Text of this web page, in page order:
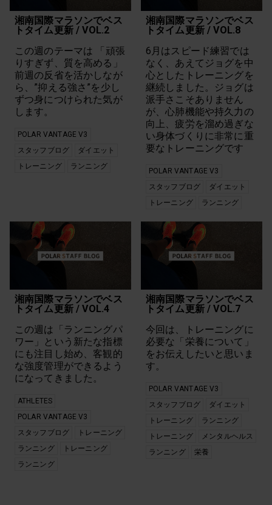
湘南国際マラソンでベス
トタイム更新 / VOL.2
この週のテーマは 「頑張
りすぎず、質を高める」
前週の反省を活かしなが
ら、”抑える強さ”を少し
ずつ身につけられた気が
します。
POLAR VANTAGE V3
スタッフブログ
ダイエット
トレーニング
ランニング
湘南国際マラソンでベス
トタイム更新 / VOL.8
6月はスピード練習では
なく、あえてジョグを中
心としたトレーニングを
継続しました。ジョグは
派手さこそありません
が、心肺機能や持久力の
向上、疲労を溜め過ぎな
い身体づくりに非常に重
要なトレーニングです
POLAR VANTAGE V3
スタッフブログ
ダイエット
トレーニング
ランニング
湘南国際マラソンでベス
トタイム更新 / VOL.4
この週は「ランニングパ
ワー」という新たな指標
にも注目し始め、客観的
な強度管理ができるよう
になってきました。
ATHLETES
POLAR VANTAGE V3
スタッフブログ
トレーニング
ランニング
トレーニング
ランニング
湘南国際マラソンでベス
トタイム更新 / VOL.7
今回は、トレーニングに
必要な「栄養について」
をお伝えしたいと思いま
す。
POLAR VANTAGE V3
スタッフブログ
ダイエット
トレーニング
ランニング
トレーニング
メンタルヘルス
ランニング
栄養